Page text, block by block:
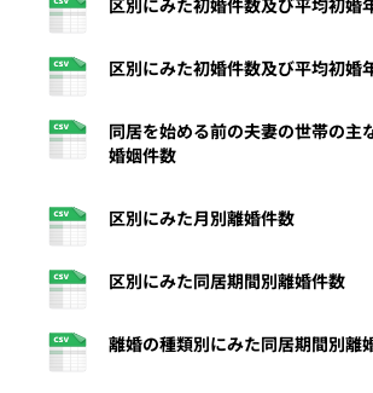
区別にみた初婚件数及び平均初婚
区別にみた初婚件数及び平均初婚
同居を始める前の夫妻の世帯の主
婚姻件数
区別にみた月別離婚件数
区別にみた同居期間別離婚件数
離婚の種類別にみた同居期間別離